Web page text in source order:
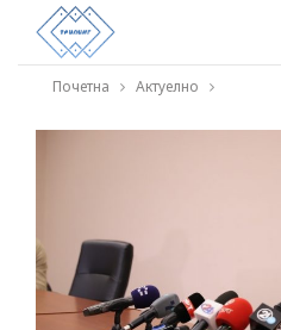
Почетна Актуелно